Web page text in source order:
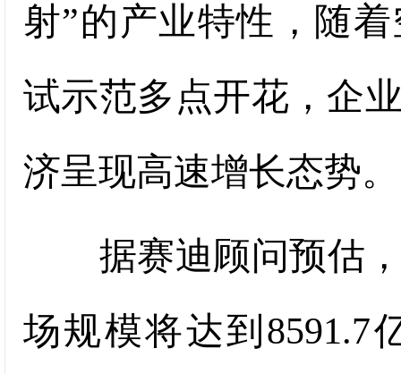
射”的产业特性，随
试示范多点开花，企
济呈现高速增长态势。
据赛迪顾问预估，
场规模将达到8591.7